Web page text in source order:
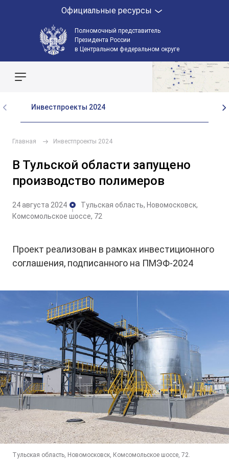
Полномочный представитель
Президента России
в Центральном федеральном округе
Официальные ресурсы
Инвестпроекты 2024
Главная Инвестпроекты 2024
В Тульской области запущено
производство полимеров
24 августа 2024
Тульская область, Новомосковск,
Комсомольское шоссе, 72
Проект реализован в рамках инвестиционного
соглашения, подписанного на ПМЭФ-2024
Тульская область, Новомосковск, Комсомольское шоссе, 72.